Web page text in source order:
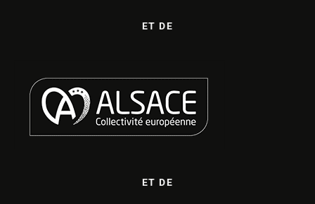
ET DE
ET DE